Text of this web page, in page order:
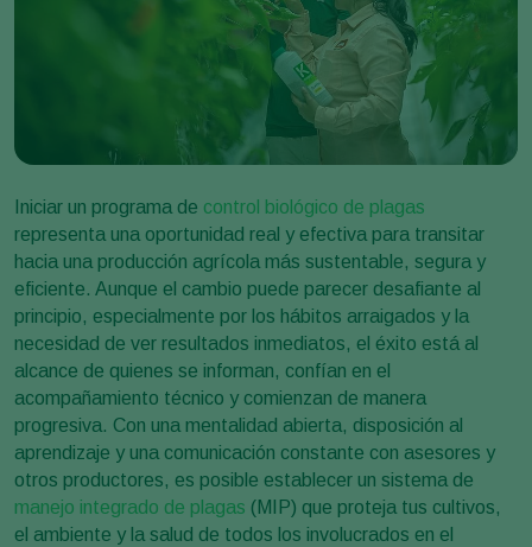
Iniciar un programa de control biológico de plagas
representa una oportunidad real y efectiva para transitar
hacia una producción agrícola más sustentable, segura y
eficiente. Aunque el cambio puede parecer desafiante al
principio, especialmente por los hábitos arraigados y la
necesidad de ver resultados inmediatos, el éxito está al
alcance de quienes se informan, confían en el
acompañamiento técnico y comienzan de manera
progresiva. Con una mentalidad abierta, disposición al
aprendizaje y una comunicación constante con asesores y
otros productores, es posible establecer un sistema de
manejo integrado de plagas (MIP) que proteja tus cultivos,
el ambiente y la salud de todos los involucrados en el